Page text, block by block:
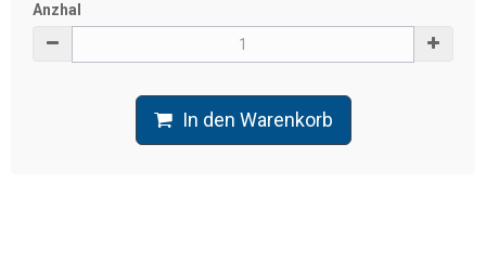
Anzhal
In den Warenkorb